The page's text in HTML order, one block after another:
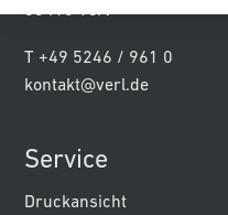
33415 Verl
T +49 5246 / 961 0
kontakt@verl.de
Service
Druckansicht